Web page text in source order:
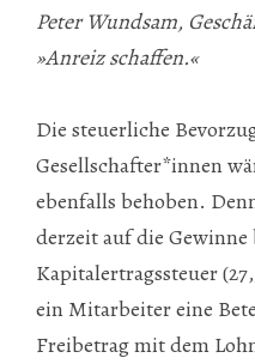
Peter Wundsam,
»Anreiz schaffen.«
Die steuerliche
Gesellschafter*innen
ebenfalls behoben.
derzeit auf die
Kapitalertragssteuer
ein Mitarbeiter eine
Freibetrag mit dem